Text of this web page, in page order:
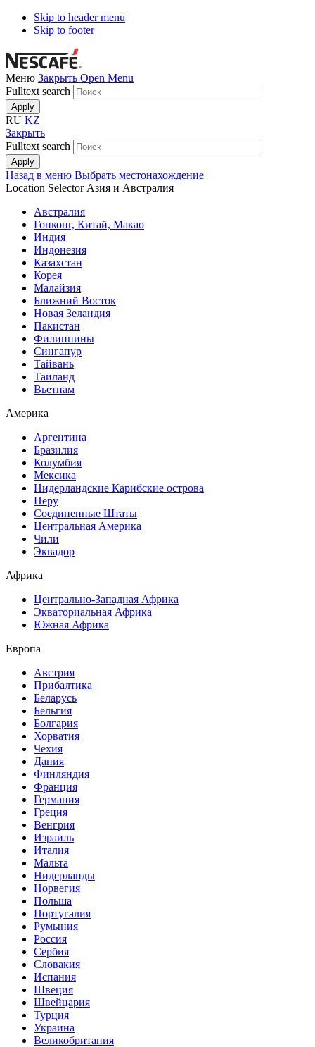
Skip to header menu
Skip to footer
Меню Закрыть Open Menu
Fulltext search
RU KZ
Закрыть
Fulltext search
Назад в меню Выбрать местонахождение
Location Selector Азия и Австралия
Австралия
Гонконг, Китай, Макао
Индия
Индонезия
Казахстан
Корея
Малайзия
Ближний Восток
Новая Зеландия
Пакистан
Филиппины
Сингапур
Тайвань
Таиланд
Вьетнам
Америка
Аргентина
Бразилия
Колумбия
Мексика
Нидерландские Карибские острова
Перу
Соединенные Штаты
Центральная Америка
Чили
Эквадор
Африка
Центрально-Западная Африка
Экваториальная Африка
Южная Африка
Европа
Австрия
Прибалтика
Беларусь
Бельгия
Болгария
Хорватия
Чехия
Дания
Финляндия
Франция
Германия
Греция
Венгрия
Израиль
Италия
Мальта
Нидерланды
Норвегия
Польша
Португалия
Румыния
Россия
Сербия
Словакия
Испания
Швеция
Швейцария
Турция
Украина
Великобритания